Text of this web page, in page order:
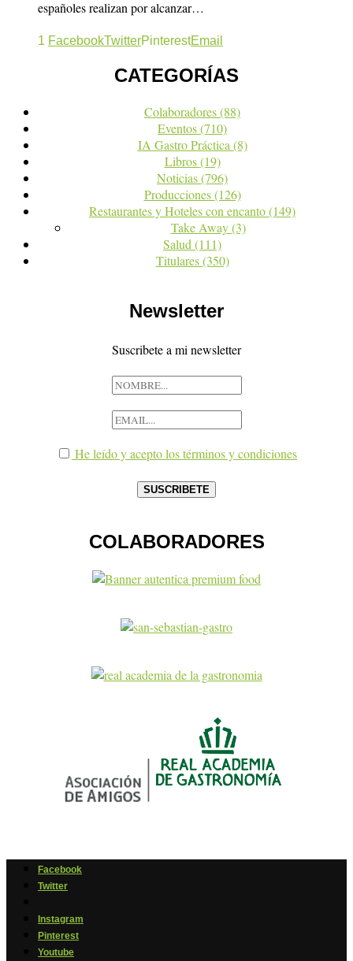
españoles realizan por alcanzar…
1 FacebookTwitterPinterestEmail
CATEGORÍAS
Colaboradores(88)
Eventos(710)
IA Gastro Práctica(8)
Libros(19)
Noticias(796)
Producciones(126)
Restaurantes y Hoteles con encanto(149)
Take Away(3)
Salud(111)
Titulares(350)
Newsletter
Suscribete a mi newsletter
He leído y acepto los términos y condiciones
COLABORADORES
Facebook
Twitter
Instagram
Pinterest
Youtube